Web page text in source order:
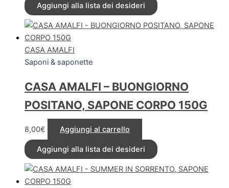
Aggiungi alla lista dei desideri
CASA AMALFI
Saponi & saponette
CASA AMALFI – BUONGIORNO
POSITANO, SAPONE CORPO 150G
8,00€ Aggiungi al carrello
Aggiungi alla lista dei desideri